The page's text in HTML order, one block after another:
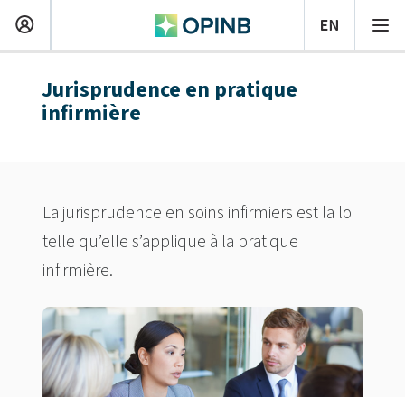
Jurisprudence en pratique
infirmière
La jurisprudence en soins infirmiers est la loi
telle qu’elle s’applique à la pratique
infirmière.